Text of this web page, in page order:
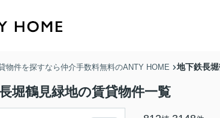
物件を探すなら仲介手数料無料のANTY HOME 地下鉄長
堀鶴見緑地の賃貸物件一覧